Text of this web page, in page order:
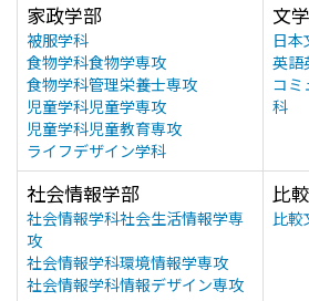
家政学部
被服学科
食物学科食物学専攻
食物学科管理栄養士専攻
児童学科児童学専攻
児童学科児童教育専攻
ライフデザイン学科
文
日本
英語
コミ
科
社会情報学部
社会情報学科社会生活情報学専
攻
社会情報学科環境情報学専攻
社会情報学科情報デザイン専攻
比
比較